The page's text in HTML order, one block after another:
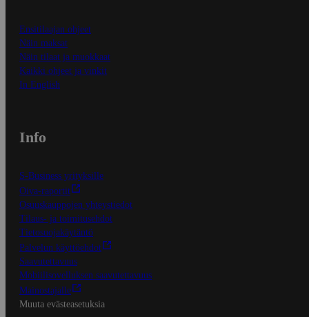
Ensitilaajan ohjeet
Näin maksat
Näin tilaat ja muokkaat
Kaikki ohjeet ja vinkit
In English
Info
S-Business yrityksille
Oiva-raportit
Osuuskauppojen yhteystiedot
Tilaus- ja toimitusehdot
Tietosuojakäytäntö
Palvelun käyttöehdot
Saavutettavuus
Mobiilisovelluksen saavutettavuus
Mainostajalle
Muuta evästeasetuksia